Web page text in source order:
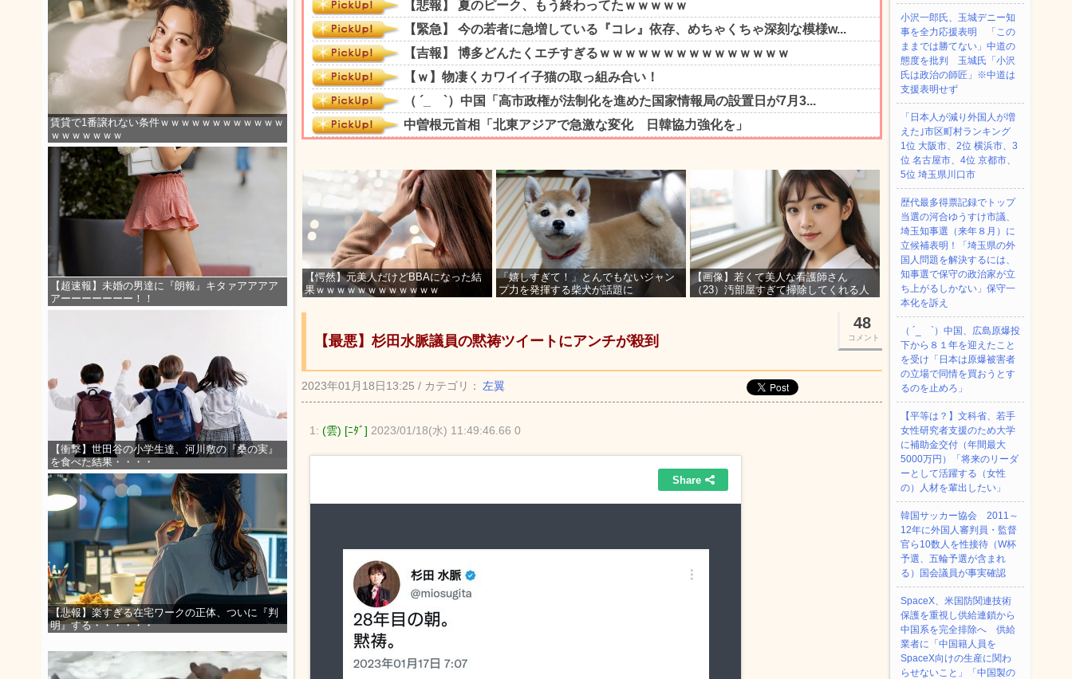
賃貸で1番譲れない条件ｗｗｗｗｗｗｗｗｗｗｗｗ
ｗｗｗｗｗｗｗ
【超速報】未婚の男達に『朗報』キタァアアアア
アーーーーーーー！！
【衝撃】世田谷の小学生達、河川敷の『桑の実』
を食べた結果・・・・
【悲報】楽すぎる在宅ワークの正体、ついに『判
明』する・・・・・・
【愕然】元美人だけどBBAになった結
果ｗｗｗｗｗｗｗｗｗｗｗｗ
「嬉しすぎて！」とんでもないジャン
プ力を発揮する柴犬が話題に
【画像】若くて美人な看護師さん
（23）汚部屋すぎて掃除してくれる人
48
コメント
【最悪】杉田水脈議員の黙祷ツイートにアンチが殺到
2023年01月18日13:25 / カテゴリ： 左翼
1: (雲) [ﾆﾀﾞ] 2023/01/18(水) 11:49:46.66 0
小沢一郎氏、玉城デニー知
事を全力応援表明 「この
ままでは勝てない」中道の
態度を批判 玉城氏「小沢
氏は政治の師匠」※中道は
支援表明せず
「日本人が減り外国人が増
えた｣市区町村ランキング
1位 大阪市、2位 横浜市、3
位 名古屋市、4位 京都市、
5位 埼玉県川口市
歴代最多得票記録でトップ
当選の河合ゆうすけ市議、
埼玉知事選（来年８月）に
立候補表明！「埼玉県の外
国人問題を解決するには、
知事選で保守の政治家が立
ち上がるしかない」保守一
本化を訴え
（ ´_ゝ`）中国、広島原爆投
下から８１年を迎えたこと
を受け「日本は原爆被害者
の立場で同情を買おうとす
るのを止めろ」
【平等は？】文科省、若手
女性研究者支援のため大学
に補助金交付（年間最大
5000万円）「将来のリーダ
ーとして活躍する（女性
の）人材を輩出したい」
韓国サッカー協会 2011～
12年に外国人審判員・監督
官ら10数人を性接待（W杯
予選、五輪予選が含まれ
る）国会議員が事実確認
SpaceX、米国防関連技術
保護を重視し供給連鎖から
中国系を完全排除へ 供給
業者に「中国籍人員を
SpaceX向けの生産に関わ
らせないこと」「中国製の